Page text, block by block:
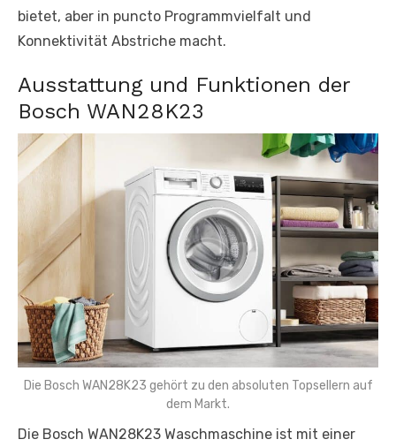
bietet, aber in puncto Programmvielfalt und
Konnektivität Abstriche macht.
Ausstattung und Funktionen der
Bosch WAN28K23
Die Bosch WAN28K23 gehört zu den absoluten Topsellern auf
dem Markt.
Die Bosch WAN28K23 Waschmaschine ist mit einer